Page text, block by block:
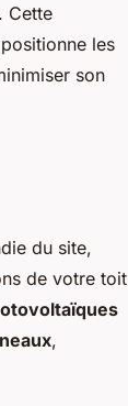
Cette
les
son
du site,
de votre toit
,